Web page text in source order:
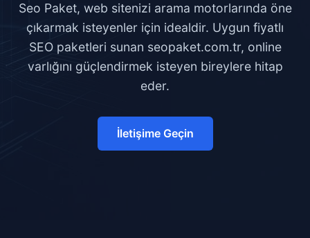
Seo Paket, web sitenizi arama motorlarında öne
çıkarmak isteyenler için idealdir. Uygun fiyatlı
SEO paketleri sunan seopaket.com.tr, online
varlığını güçlendirmek isteyen bireylere hitap
eder.
İletişime Geçin